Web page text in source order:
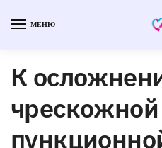
МЕНЮ
К
чрескожной